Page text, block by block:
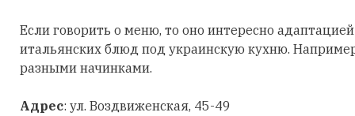
Если говорить о меню, то оно интересно
итальянских блюд под украинскую кухню.
разными начинками.
Адрес: ул. Воздвиженская, 45-49